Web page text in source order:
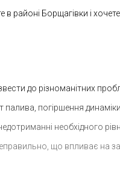
в районі Борщагівки і
до різноманітних
погіршення
необхідного
що впливає на